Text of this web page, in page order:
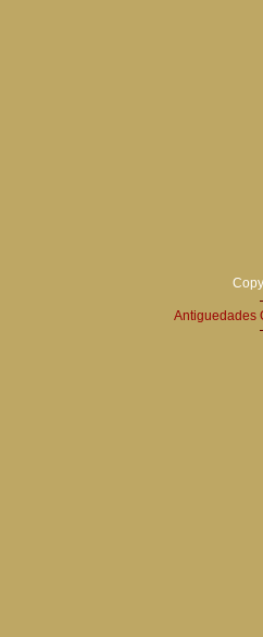
Antiguedades